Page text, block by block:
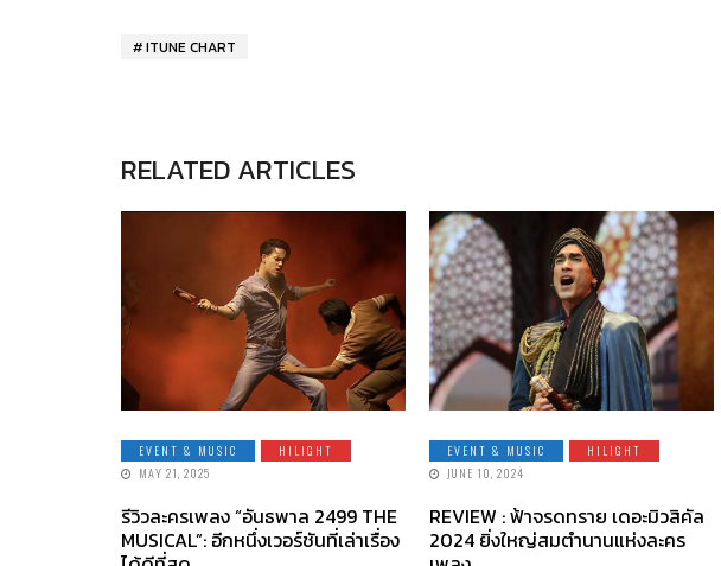
ITUNE CHART
RELATED ARTICLES
EVENT & MUSIC
HILIGHT
MAY 21, 2025
รีวิวละครเพลง “อันธพาล 2499 THE
MUSICAL”: อีกหนึ่งเวอร์ชันที่เล่าเรื่อง
EVENT & MUSIC
HILIGHT
JUNE 10, 2024
REVIEW : ฟ้าจรดทราย เดอะมิวสิคัล
2024 ยิ่งใหญ่สมตำนานแห่งละคร